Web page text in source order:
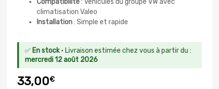
Compatibilité: Véhicules du groupe VW avec
climatisation Valeo
Installation: Simple et rapide
✅ En stock· Livraison estimée chez vous à partir du :
mercredi 12 août 2026
33,00€